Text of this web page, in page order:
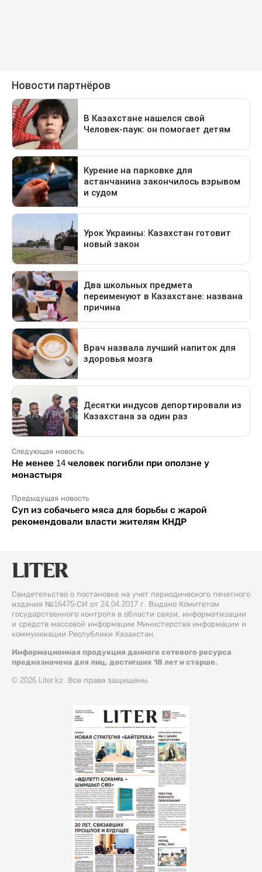
Следующая новость
Не менее 14 человек погибли при оползне у
монастыря
Предыдущая новость
Суп из собачьего мяса для борьбы с жарой
рекомендовали власти жителям КНДР
Свидетельство о постановке на учет периодического печатного
издания №16475-СИ от 24.04.2017 г. Выдано Комитетом
государственного контроля в области связи, информатизации
и средств массовой информации Министерства информации и
коммуникации Республики Казахстан.
Информационная продукция данного сетевого ресурса
предназначена для лиц, достигших 18 лет и старше.
© 2026 Liter.kz. Все права защищены.